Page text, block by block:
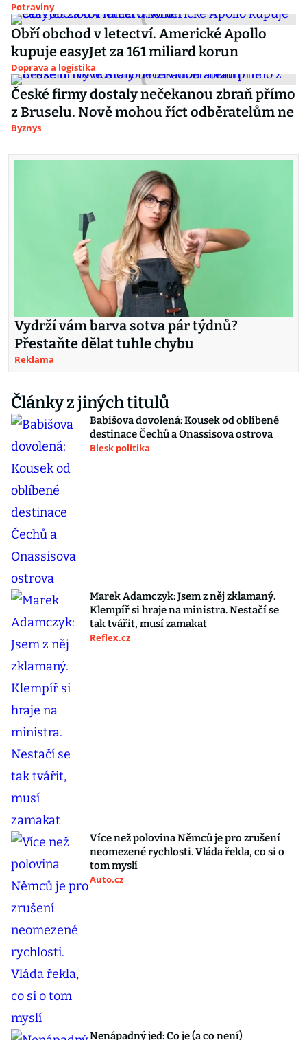
Potraviny
Obří obchod v letectví. Americké Apollo
kupuje easyJet za 161 miliard korun
Doprava a logistika
České firmy dostaly nečekanou zbraň přímo
z Bruselu. Nově mohou říct odběratelům ne
Byznys
Vydrží vám barva sotva pár týdnů?
Přestaňte dělat tuhle chybu
Reklama
Články z jiných titulů
Babišova dovolená: Kousek od oblíbené
destinace Čechů a Onassisova ostrova
Blesk politika
Marek Adamczyk: Jsem z něj zklamaný.
Klempíř si hraje na ministra. Nestačí se
tak tvářit, musí zamakat
Reflex.cz
Více než polovina Němců je pro zrušení
neomezené rychlosti. Vláda řekla, co si o
tom myslí
Auto.cz
Nenápadný jed: Co je (a co není)